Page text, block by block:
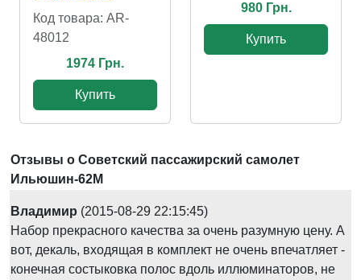
Код товара: AR-
48012
1974 Грн.
Купить
980 Грн.
Купить
Отзывы о Советский пассажирский самолет
Ильюшин-62М
Владимир (2015-08-29 22:15:45)
Набор прекрасного качества за очень разумную цену. А
вот, декаль, входящая в комплект не очень впечатляет -
конечная состыковка полос вдоль иллюминаторов, не